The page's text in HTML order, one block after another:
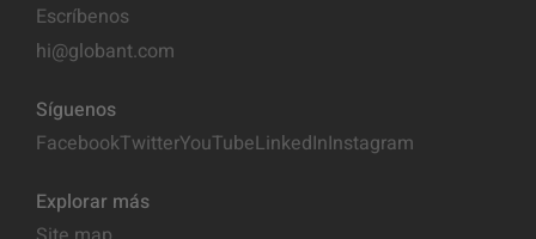
Escríbenos
hi@globant.com
Síguenos
FacebookTwitterYouTubeLinkedInInstagram
Explorar más